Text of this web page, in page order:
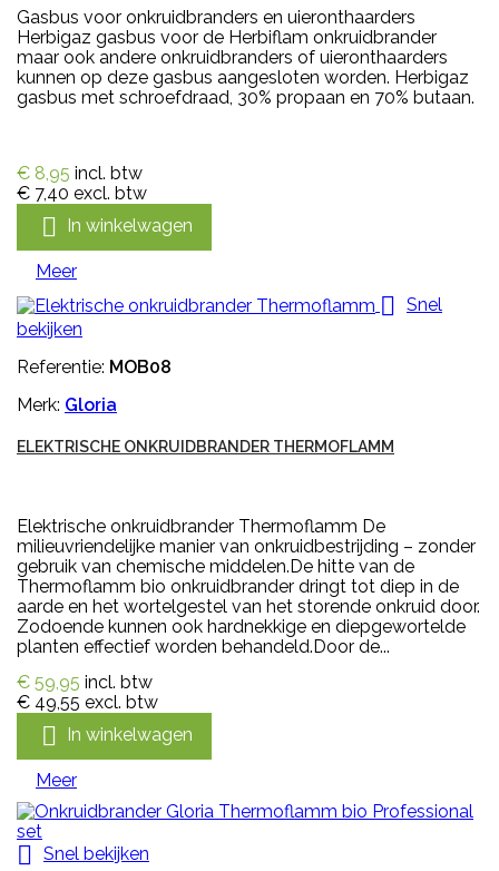
Gasbus voor onkruidbranders en uieronthaarders
Herbigaz gasbus voor de Herbiflam onkruidbrander
maar ook andere onkruidbranders of uieronthaarders
kunnen op deze gasbus aangesloten worden. Herbigaz
gasbus met schroefdraad, 30% propaan en 70% butaan.
€ 8,95 incl. btw
€ 7,40 excl. btw
 In winkelwagen
Meer
 Snel
bekijken
Referentie: MOB08
Merk: Gloria
ELEKTRISCHE ONKRUIDBRANDER THERMOFLAMM
Elektrische onkruidbrander Thermoflamm De
milieuvriendelijke manier van onkruidbestrijding – zonder
gebruik van chemische middelen.De hitte van de
Thermoflamm bio onkruidbrander dringt tot diep in de
aarde en het wortelgestel van het storende onkruid door.
Zodoende kunnen ook hardnekkige en diepgewortelde
planten effectief worden behandeld.Door de...
€ 59,95 incl. btw
€ 49,55 excl. btw
 In winkelwagen
Meer
 Snel bekijken